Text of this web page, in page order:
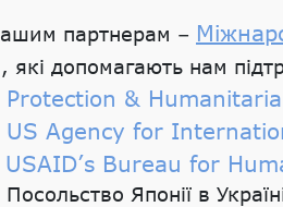
партнерам –
які допомагають нам
Protection &
US Agency for
USAID’s Bureau for
Японії в